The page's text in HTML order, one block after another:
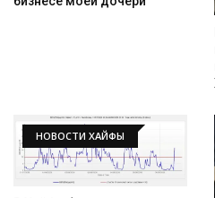
НОВОСТИ ХАЙФЫ